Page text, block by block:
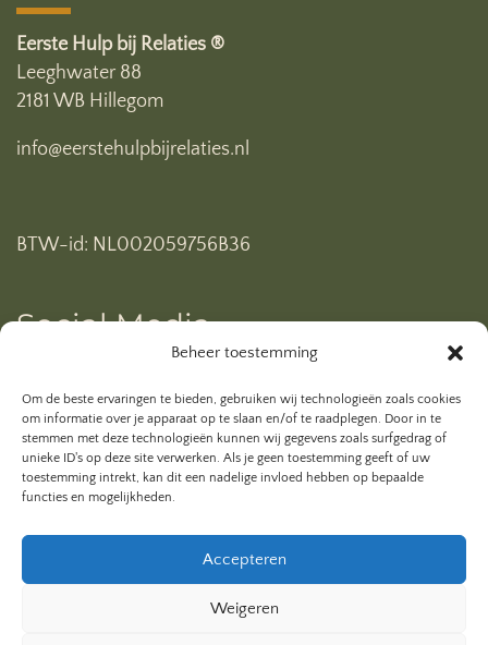
Beheer toestemming
Om de beste ervaringen te bieden, gebruiken wij technologieën zoals cookies
om informatie over je apparaat op te slaan en/of te raadplegen. Door in te
stemmen met deze technologieën kunnen wij gegevens zoals surfgedrag of
unieke ID's op deze site verwerken. Als je geen toestemming geeft of uw
toestemming intrekt, kan dit een nadelige invloed hebben op bepaalde
functies en mogelijkheden.
Accepteren
Weigeren
Eerste Hulp bij Relaties ®
Leeghwater 88
2181 WB Hillegom
info@eerstehulpbijrelaties.nl
BTW-id: NL002059756B36
Social Media
Ben je al geabonneerd op mijn YouTube kanaal? Klik
hieronder.